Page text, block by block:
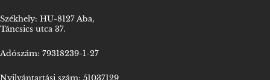
Székhely: HU-8127 Aba,
Táncsics utca 37.
Adószám: 79318239-1-27
Nyilvántartási szám: 51037129